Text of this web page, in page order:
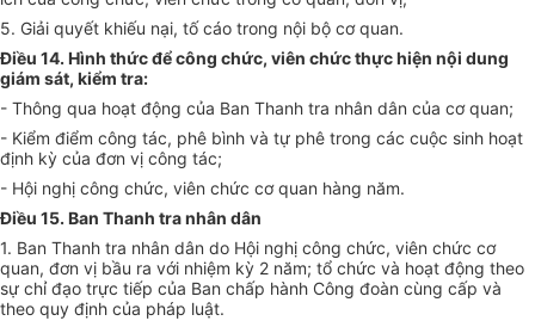
5. Giải quyết khiếu nại, tố cáo trong nội bộ cơ quan.
Điều 14. Hình thức để công chức, viên chức thực hiện nội dung
giám sát, kiểm tra:
- Thông qua hoạt động của Ban Thanh tra nhân dân của cơ quan;
- Kiểm điểm công tác, phê bình và tự phê trong các cuộc sinh hoạt
định kỳ của đơn vị công tác;
- Hội nghị công chức, viên chức cơ quan hàng năm.
Điều 15. Ban Thanh tra nhân dân
1. Ban Thanh tra nhân dân do Hội nghị công chức, viên chức cơ
quan, đơn vị bầu ra với nhiệm kỳ 2 năm; tổ chức và hoạt động theo
sự chỉ đạo trực tiếp của Ban chấp hành Công đoàn cùng cấp và
theo quy định của pháp luật.